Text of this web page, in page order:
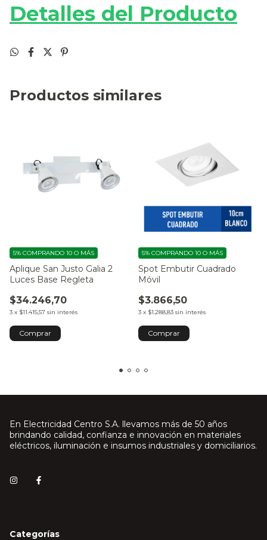
Detalles del Producto
Productos similares
Aplique San Justo Galia 2
Luces Base Regleta
$34.246,70
3 x $11.415,57 sin interés
5% COMPRANDO 10 O MÁS
Comprar
Spot Embutir Cuadrado
Móvil
$3.866,50
3 x $1.288,83 sin interés
5% COMPRANDO 10 O MÁS
Comprar
En Electricidad Centro S.A. llevamos más de 50 años
brindando calidad, confianza e innovación en materiales
eléctricos, iluminación e insumos industriales y domiciliarios.
Categorías